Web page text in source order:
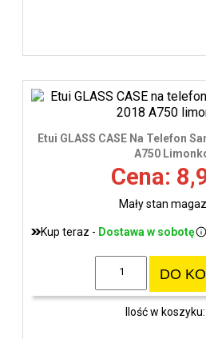
Etui GLASS CASE Na Telefon
A750
Cena:
Mały stan
Kup teraz - Dostawa w sobotę
DO
Ilość w